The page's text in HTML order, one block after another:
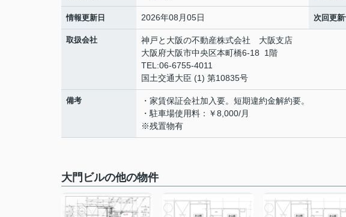
情報更新日 2026年08月05日 次回更
取扱会社
神戸と大阪の不動産株式会社 大阪支店
大阪府大阪市中央区本町橋6-18 1階
TEL:06-6755-4011
国土交通大臣 (1) 第10835号
備考
・家賃保証会社加入要。短期違約金解約要。
・駐車場使用料：￥8,000/月
※残置物有
大門ビルの他の物件